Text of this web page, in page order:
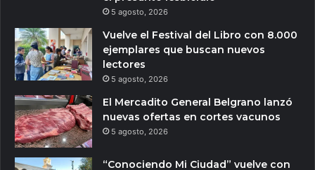
5 agosto, 2026
Vuelve el Festival del Libro con 8.000
ejemplares que buscan nuevos
lectores
5 agosto, 2026
El Mercadito General Belgrano lanzó
nuevas ofertas en cortes vacunos
5 agosto, 2026
“Conociendo Mi Ciudad” vuelve con